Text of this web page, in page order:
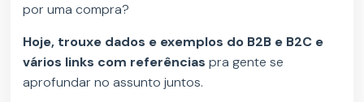
por uma compra?
Hoje, trouxe dados e exemplos do B2B e B2C e
vários links com referências pra gente se
aprofundar no assunto juntos.